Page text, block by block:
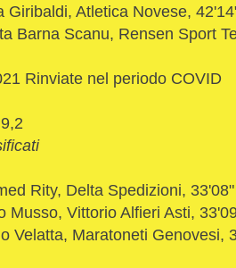
Giribaldi, Atletica Novese,
Barna Scanu, Rensen Sport
Rinviate nel periodo COVID
Rity, Delta Spedizioni,
Musso, Vittorio Alfieri Asti,
Velatta, Maratoneti Genovesi,